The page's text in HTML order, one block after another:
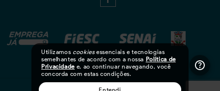
Utilizamos cookiesessenciais e tecnologias
semelhantes de acordo com a nossa Política de
Privacidade e, ao continuar navegando, você
concorda com estas condições.